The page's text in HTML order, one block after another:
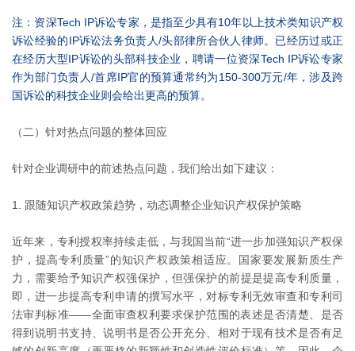
注：资深Tech IP诉讼专家，是指至少具有10年以上技术类知识产权
诉讼经验的IP诉讼法务负责人/头部律所合伙人律师。已经历过或正
在经历大型IP诉讼的头部科技企业，聘请一位资深Tech IP诉讼专家
作为部门负责人/首席IP官的预算通常约为150-300万元/年，涉及跨
国诉讼的科技企业则会给出更高的预算。
（二）针对热点问题的整体回应
针对企业调研中的前述热点问题，我们给出如下建议：
1. 跟随知识产权政策趋势，动态调整企业知识产权保护策略
近年来，专利授权率持续走低，与我国当前“进一步加强知识产权保
护，提高专利质量”的知识产权政策相适应。国家要发展新质生产
力，需要给予知识产权强保护，但强保护的前提是提高专利质量，
即，进一步提高专利申请的撰写水平，对标专利无效审查和专利司
法审判标准——全面审查权利要求保护范围的表述是否清楚、是否
得到说明书支持、说明书是否公开充分、相对于现有技术是否有足